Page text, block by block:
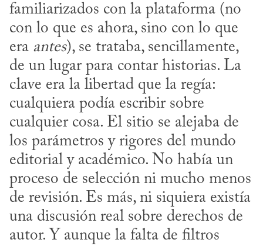
familiarizados con la plataforma (no
con lo que es ahora, sino con lo que
era antes), se trataba, sencillamente,
de un lugar para contar historias. La
clave era la libertad que la regía:
cualquiera podía escribir sobre
cualquier cosa. El sitio se alejaba de
los parámetros y rigores del mundo
editorial y académico. No había un
proceso de selección ni mucho menos
de revisión. Es más, ni siquiera existía
una discusión real sobre derechos de
autor. Y aunque la falta de filtros